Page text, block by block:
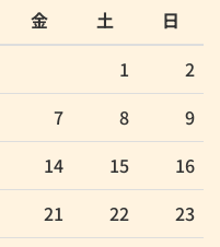
金 土
日
1
2
7 8
9
14 15
16
21 22
23